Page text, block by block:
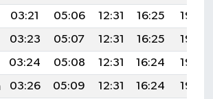
03:21 05:06 12:31 16:25
19:45
03:23 05:07 12:31 16:25
19:44
03:24 05:08 12:31 16:24
19:43
03:26 05:09 12:31 16:24
19:42